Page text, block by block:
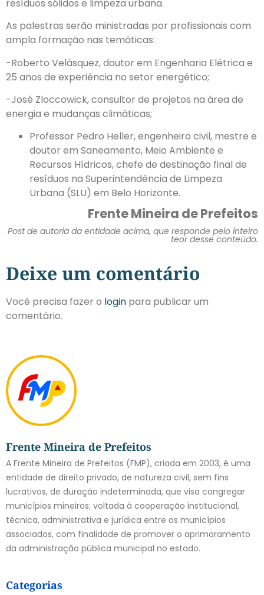
Frente Mineira de Prefeitos
A Frente Mineira de Prefeitos (FMP), criada em 2003, é uma
entidade de direito privado, de natureza civil, sem fins
lucrativos, de duração indeterminada, que visa congregar
municípios mineiros; voltada à cooperação institucional,
técnica, administrativa e jurídica entre os municípios
associados, com finalidade de promover o aprimoramento
da administração pública municipal no estado.
Categorias
resíduos sólidos e limpeza urbana.
As palestras serão ministradas por profissionais com
ampla formação nas temáticas:
-Roberto Velásquez, doutor em Engenharia Elétrica e
25 anos de experiência no setor energético;
-José Zloccowick, consultor de projetos na área de
energia e mudanças climáticas;
Professor Pedro Heller, engenheiro civil, mestre e
doutor em Saneamento, Meio Ambiente e
Recursos Hídricos, chefe de destinação final de
resíduos na Superintendência de Limpeza
Urbana (SLU) em Belo Horizonte.
Frente Mineira de Prefeitos
Post de autoria da entidade acima, que responde pelo inteiro
teor desse conteúdo.
Deixe um comentário
Você precisa fazer o login para publicar um
comentário.